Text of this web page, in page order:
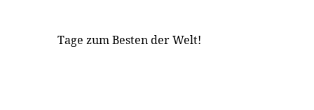
Tage zum Besten der Welt!